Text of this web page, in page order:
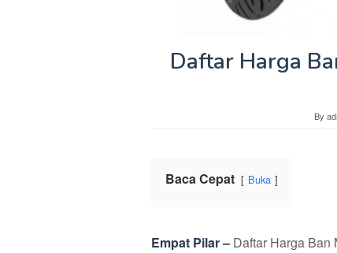
Daftar Harga
By
Baca Cepat Buka
Empat Pilar – Daftar Harga Ban